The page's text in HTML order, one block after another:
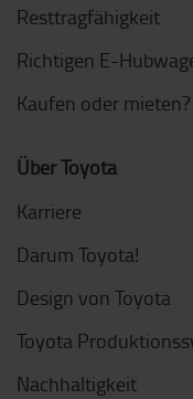
Resttragfähigkeit
Richtigen E-
Kaufen oder mieten?
Über Toyota
Karriere
Darum Toyota!
Design von Toyota
Toyota
Nachhaltigkeit